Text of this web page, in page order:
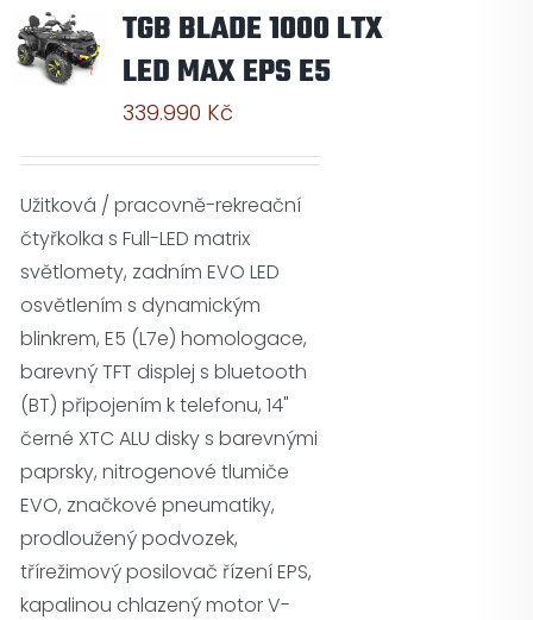
TGB BLADE 1000 LTX
LED MAX EPS E5
339.990 Kč
Užitková / pracovně-rekreační
čtyřkolka s Full-LED matrix
světlomety, zadním EVO LED
osvětlením s dynamickým
blinkrem, E5 (L7e) homologace,
barevný TFT displej s bluetooth
(BT) připojením k telefonu, 14"
černé XTC ALU disky s barevnými
paprsky, nitrogenové tlumiče
EVO, značkové pneumatiky,
prodloužený podvozek,
třírežimový posilovač řízení EPS,
kapalinou chlazený motor V-